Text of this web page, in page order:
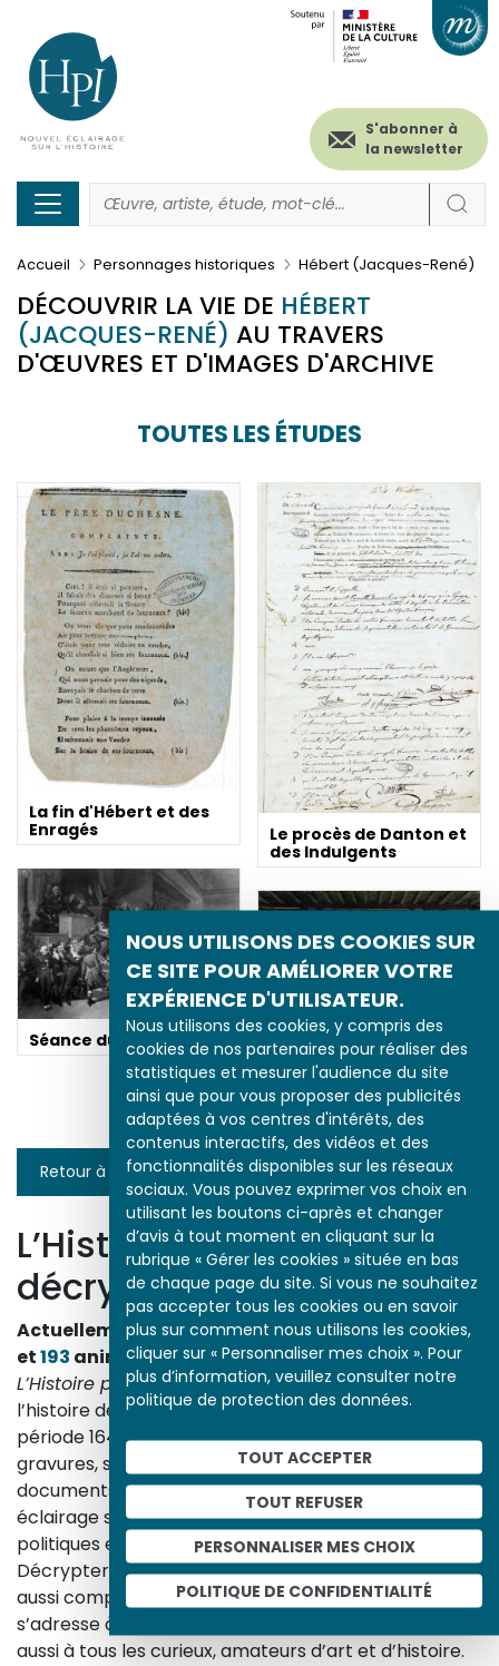
NOUS UTILISONS DES COOKIES SUR
CE SITE POUR AMÉLIORER VOTRE
EXPÉRIENCE D'UTILISATEUR.
Nous utilisons des cookies, y compris des
cookies de nos partenaires pour réaliser des
statistiques et mesurer l'audience du site
ainsi que pour vous proposer des publicités
adaptées à vos centres d'intérêts, des
contenus interactifs, des vidéos et des
fonctionnalités disponibles sur les réseaux
sociaux. Vous pouvez exprimer vos choix en
utilisant les boutons ci-après et changer
d’avis à tout moment en cliquant sur la
rubrique « Gérer les cookies » située en bas
de chaque page du site. Si vous ne souhaitez
pas accepter tous les cookies ou en savoir
plus sur comment nous utilisons les cookies,
cliquer sur « Personnaliser mes choix ». Pour
plus d’information, veuillez consulter notre
politique de protection des données.
TOUT ACCEPTER
TOUT REFUSER
PERSONNALISER MES CHOIX
POLITIQUE DE CONFIDENTIALITÉ
contenu
principal
Menu
secondaire
(header)
S'abonner à
la newsletter
Accueil Personnages historiques Hébert (Jacques-René)
DÉCOUVRIR LA VIE DE HÉBERT
(JACQUES-RENÉ) AU TRAVERS
D'ŒUVRES ET D'IMAGES D'ARCHIVE
TOUTES LES ÉTUDES
La fin d'Hébert et des
Enragés
Le procès de Danton et
des Indulgents
Séance du 9 Thermidor
Appel des dernières
victimes de la Terreur
à la prison Saint Lazare
Retour à la liste
L’Histoire par l’image
décrypte l’histoire
Actuellement en ligne3153 œuvres,1748études
et193 animations.
L’Histoire par l’imageexplore les événements de
l’histoire de France et les évolutions majeures de la
période 1643-1945. À travers des peintures, dessins,
gravures, sculptures, photographies, affiches,
documents d’archives, nos études proposent un
éclairage sur les réalités sociales, économiques,
politiques et culturelles d’une époque.
Décrypter les images et les événements d’hier, c’est
aussi comprendre ceux d’aujourd’hui. Un site qui
s’adresse à tous, famille, enseignants, élèves… mais
aussi à tous les curieux, amateurs d’art et d’histoire.